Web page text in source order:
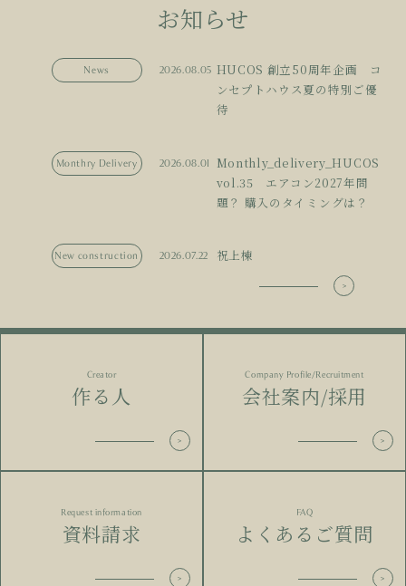
お知らせ
News 2026.08.05 HUCOS 創立50周年企画 コ
ンセプトハウス夏の特別ご優
待
Monthry Delivery 2026.08.01
Monthly_delivery_HUCOS
vol.35 エアコン2027年問
題？ 購入のタイミングは？
New construction 2026.07.22 祝上棟
Creator
作る人
Company Profile/Recruitment
会社案内/採用
Request information
資料請求
FAQ
よくあるご質問